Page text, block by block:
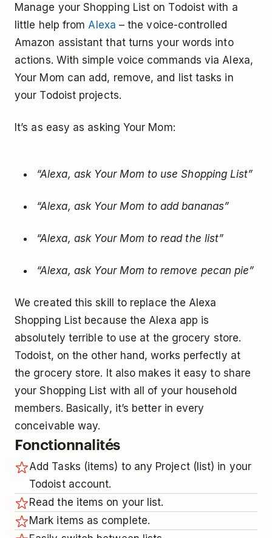
Manage your Shopping List on Todoist with a
little help from Alexa – the voice-controlled
Amazon assistant that turns your words into
actions. With simple voice commands via Alexa,
Your Mom can add, remove, and list tasks in
your Todoist projects.
It’s as easy as asking Your Mom:
“Alexa, ask Your Mom to use Shopping List”
“Alexa, ask Your Mom to add bananas”
“Alexa, ask Your Mom to read the list”
“Alexa, ask Your Mom to remove pecan pie”
We created this skill to replace the Alexa
Shopping List because the Alexa app is
absolutely terrible to use at the grocery store.
Todoist, on the other hand, works perfectly at
the grocery store. It also makes it easy to share
your Shopping List with all of your household
members. Basically, it’s better in every
conceivable way.
Fonctionnalités
Add Tasks (items) to any Project (list) in your
Todoist account.
Read the items on your list.
Mark items as complete.